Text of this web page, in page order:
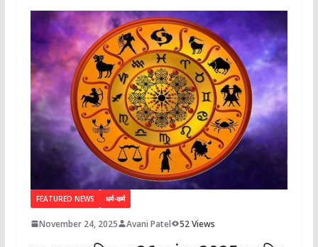
FEATURED NEWS धर्म-कर्म
November 24, 2025 Avani Patel 52 Views